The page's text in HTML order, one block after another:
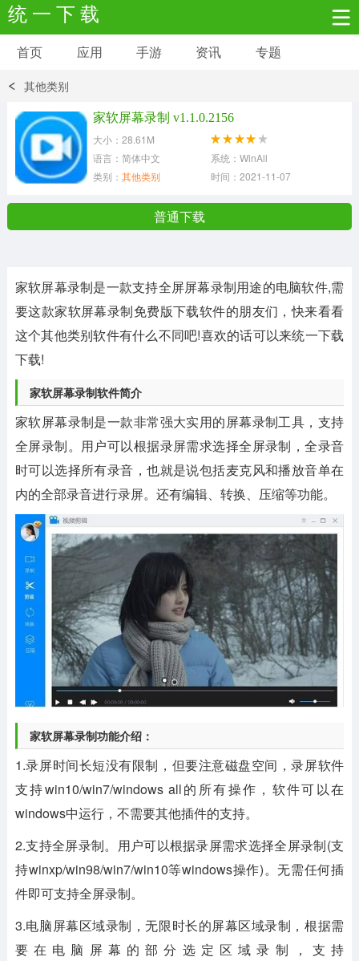
统 一 下 载
安卓应用 安卓游戏
网络购物
系统工具 其它应用
首页 应用 手游 资讯 专题
其他类别
家软屏幕录制 v1.1.0.2156
大小：28.61M
语言：简体中文
系统：WinAll
类别： 其他类别 时间：2021-11-07
普通下载
家软屏幕录制是一款支持全屏屏幕录制用途的电脑软件,需
要这款家软屏幕录制免费版下载软件的朋友们，快来看看
这个其他类别软件有什么不同吧!喜欢的话可以来统一下载
下载!
家软屏幕录制软件简介
家软屏幕录制是一款非常强大实用的屏幕录制工具，支持
全屏录制。用户可以根据录屏需求选择全屏录制，全录音
时可以选择所有录音，也就是说包括麦克风和播放音单在
内的全部录音进行录屏。还有编辑、转换、压缩等功能。
家软屏幕录制功能介绍：
1.录屏时间长短没有限制，但要注意磁盘空间，录屏软件
支持win10/win7/windows all的所有操作，软件可以在
windows中运行，不需要其他插件的支持。
2.支持全屏录制。用户可以根据录屏需求选择全屏录制(支
持winxp/win98/win7/win10等windows操作)。无需任何插
件即可支持全屏录制。
3.电脑屏幕区域录制，无限时长的屏幕区域录制，根据需
要在电脑屏幕的部分选定区域录制，支持